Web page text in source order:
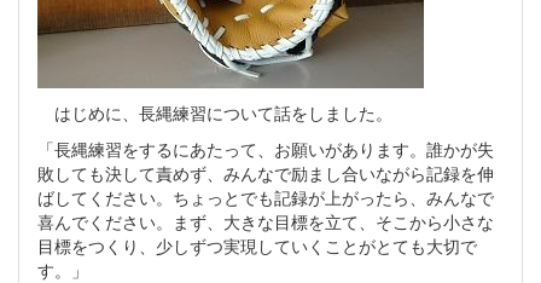
はじめに、長縄練習について話をしました。
「長縄練習をするにあたって、お願いがあります。誰かが失
敗しても決して責めず、みんなで励まし合いながら記録を伸
ばしてください。ちょっとでも記録が上がったら、みんなで
喜んでください。まず、大きな目標を立て、そこから小さな
目標をつくり、少しずつ実現していくことがとても大切で
す。」